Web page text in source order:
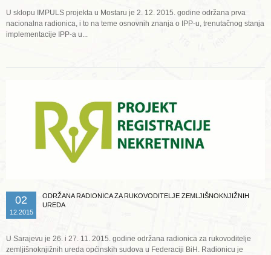
U sklopu IMPULS projekta u Mostaru je 2. 12. 2015. godine održana prva
nacionalna radionica, i to na teme osnovnih znanja o IPP-u, trenutačnog stanja
implementacije IPP-a u...
02
12.2015
ODRŽANA RADIONICA ZA RUKOVODITELJE ZEMLJIŠNOKNJIŽNIH
UREDA
U Sarajevu je 26. i 27. 11. 2015. godine održana radionica za rukovoditelje
zemljišnoknjižnih ureda općinskih sudova u Federaciji BiH. Radionicu je